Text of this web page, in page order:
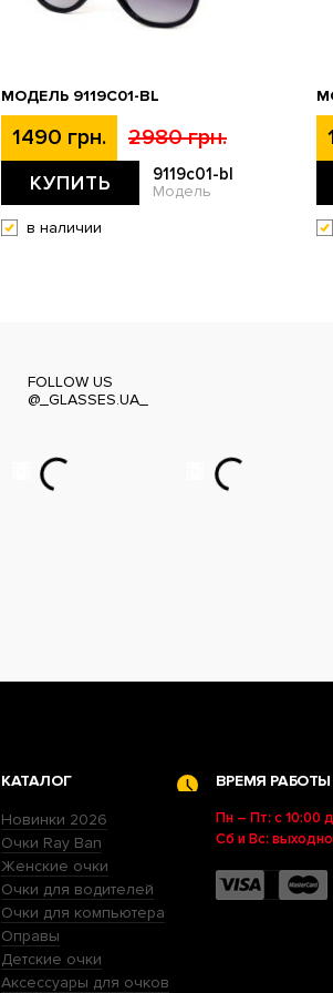
МОДЕЛЬ 9119С01-BL
1490 грн. 2980 грн.
КУПИТЬ 9119с01-bl
Модель
в наличии
FOLLOW US
@_GLASSES.UA_
КАТАЛОГ
Новинки 2026
Очки Ray Ban
Женские очки
Очки для водителей
Очки для компьютера
Оправы
Детские очки
Аксессуары для очков
ВРЕМЯ РАБОТЫ
Пн – Пт: с 10:00
Сб и Вс: